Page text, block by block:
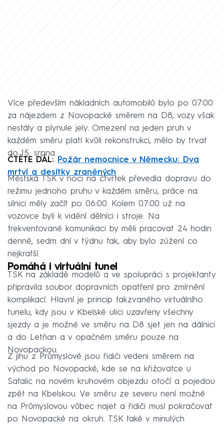
Více především nákladních automobilů bylo po 07:00
za nájezdem z Novopacké směrem na D8, vozy však
nestály a plynule jely. Omezení na jeden pruh v
každém směru platí kvůli rekonstrukci, mělo by trvat
do 15. srpna.
ČTĚTE DÁL:
Požár nemocnice v Německu: Dva
mrtví a desítky zraněných
Městská TSK v noci na čtvrtek převedla dopravu do
režimu jednoho pruhu v každém směru, práce na
silnici měly začít po 06:00. Kolem 07:00 už na
vozovce byli k vidění dělníci i stroje. Na
frekventované komunikaci by měli pracovat 24 hodin
denně, sedm dní v týdnu tak, aby bylo zúžení co
nejkratší.
Pomáhá i virtuální tunel
TSK na základě modelů a ve spolupráci s projektanty
připravila soubor dopravních opatření pro zmírnění
komplikací. Hlavní je princip takzvaného virtuálního
tunelu, kdy jsou v Kbelské ulici uzavřeny všechny
sjezdy a je možné ve směru na D8 sjet jen na dálnici
a do Letňan a v opačném směru pouze na
Novopackou.
Z jihu z Průmyslové jsou řidiči vedeni směrem na
východ po Novopacké, kde se na křižovatce u
Satalic na novém kruhovém objezdu otočí a pojedou
zpět na Kbelskou. Ve směru ze severu není možné
na Průmyslovou vůbec najet a řidiči musí pokračovat
po Novopacké na okruh. TSK také v minulých